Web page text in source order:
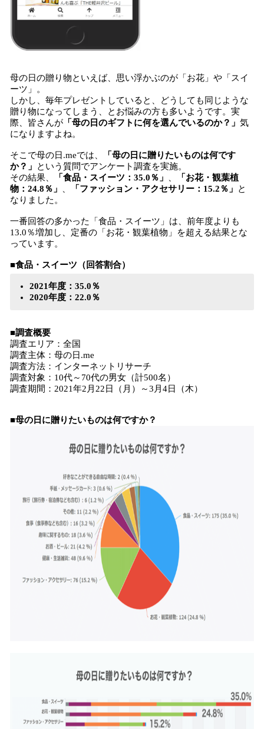
母の日の贈り物といえば、思い浮かぶのが「お花」や「スイ
ーツ」。
しかし、毎年プレゼントしていると、どうしても同じような
贈り物になってしまう、とお悩みの方も多いようです。実
際、皆さんが 「母の日のギフトに何を選んでいるのか？」 気
になりますよね。
そこで母の日.meでは、
「母の日に贈りたいものは何です
か？」
という質問でアンケート調査を実施。
その結果、
「食品・スイーツ：35.0％」
「お花・観葉植
物：24.8％」
「ファッション・アクセサリー：15.2％」
と
なりました。
一番回答の多かった「食品・スイーツ」は、前年度よりも
13.0％増加し、定番の「お花・観葉植物」を超える結果とな
っています。
■食品・スイーツ（回答割合）
2021年度：35.0％
2020年度：22.0％
■調査概要
調査エリア：全国
調査主体：母の日.me
調査方法：インターネットリサーチ
調査対象：10代～70代の男女（計500名）
調査期間：2021年2月22日（月）～3月4日（木）
■母の日に贈りたいものは何ですか？